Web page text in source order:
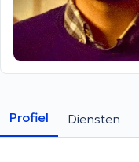
Profiel Diensten